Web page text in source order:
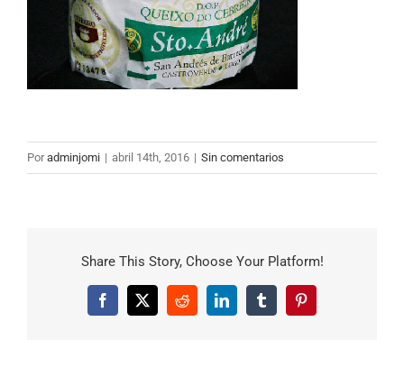
Poradminjomi | abril 14th, 2016 | Sin comentarios
Share This Story, Choose Your Platform!
Facebook
X RedditLinkedInTumblrPinterest